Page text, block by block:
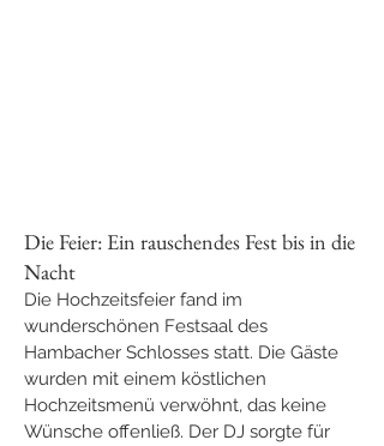
Die Feier: Ein rauschendes Fest bis in die
Nacht
Die Hochzeitsfeier fand im
wunderschönen Festsaal des
Hambacher Schlosses statt. Die Gäste
wurden mit einem köstlichen
Hochzeitsmenü verwöhnt, das keine
Wünsche offenließ. Der DJ sorgte für